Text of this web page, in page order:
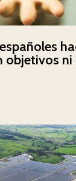
objetivos